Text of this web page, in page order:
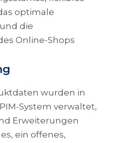
optimale
die
Online-Shops
wurden in
System verwaltet,
Erweiterungen
ein offenes,